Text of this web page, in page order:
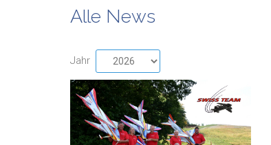
Alle News
Jahr